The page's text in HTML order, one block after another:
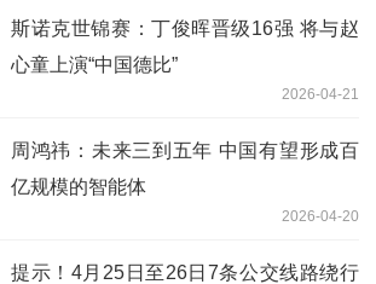
斯诺克世锦赛：丁俊晖晋级16强 将与赵
心童上演“中国德比”
2026-04-21
周鸿祎：未来三到五年 中国有望形成百
亿规模的智能体
2026-04-20
提示！4月25日至26日7条公交线路绕行